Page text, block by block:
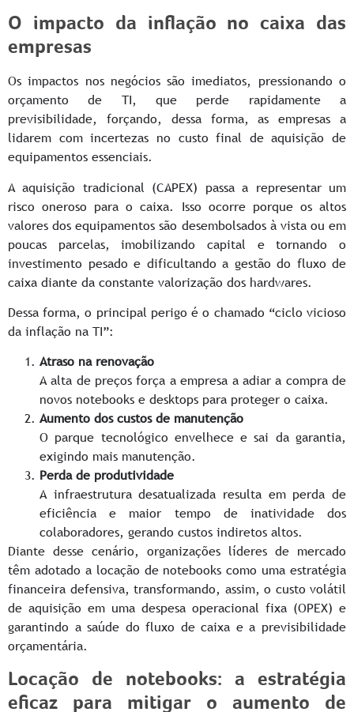
O impacto da inflação no caixa das
empresas
Os impactos nos negócios são imediatos, pressionando o
orçamento de TI, que perde rapidamente a
previsibilidade, forçando, dessa forma, as empresas a
lidarem com incertezas no custo final de aquisição de
equipamentos essenciais.
A aquisição tradicional (CAPEX) passa a representar um
risco oneroso para o caixa. Isso ocorre porque os altos
valores dos equipamentos são desembolsados à vista ou em
poucas parcelas, imobilizando capital e tornando o
investimento pesado e dificultando a gestão do fluxo de
caixa diante da constante valorização dos hardwares.
Dessa forma, o principal perigo é o chamado “ciclo vicioso
da inflação na TI”:
Atraso na renovação
A alta de preços força a empresa a adiar a compra de
novos notebooks e desktops para proteger o caixa.
Aumento dos custos de manutenção
O parque tecnológico envelhece e sai da garantia,
exigindo mais manutenção.
Perda de produtividade
A infraestrutura desatualizada resulta em perda de
eficiência e maior tempo de inatividade dos
colaboradores, gerando custos indiretos altos.
Diante desse cenário, organizações líderes de mercado
têm adotado a locação de notebooks como uma estratégia
financeira defensiva, transformando, assim, o custo volátil
de aquisição em uma despesa operacional fixa (OPEX) e
garantindo a saúde do fluxo de caixa e a previsibilidade
orçamentária.
Locação de notebooks: a estratégia
eficaz para mitigar o aumento de